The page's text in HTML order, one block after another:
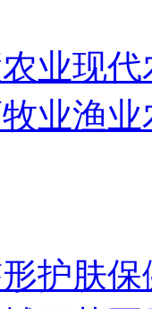
业现代
业渔业
护肤保